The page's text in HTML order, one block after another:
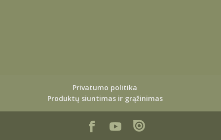
Privatumo politika
Produktų siuntimas ir grąžinimas